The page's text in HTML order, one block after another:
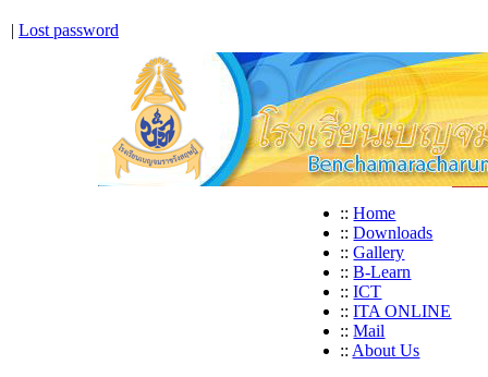
| Lost password
:: Home
:: Downloads
:: Gallery
:: B-Learn
:: ICT
:: ITA ONLINE
:: Mail
:: About Us